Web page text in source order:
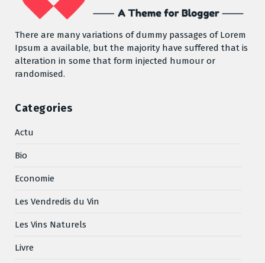
There are many variations of dummy passages of Lorem
Ipsum a available, but the majority have suffered that is
alteration in some that form injected humour or
randomised.
Categories
Actu
Bio
Economie
Les Vendredis du Vin
Les Vins Naturels
Livre